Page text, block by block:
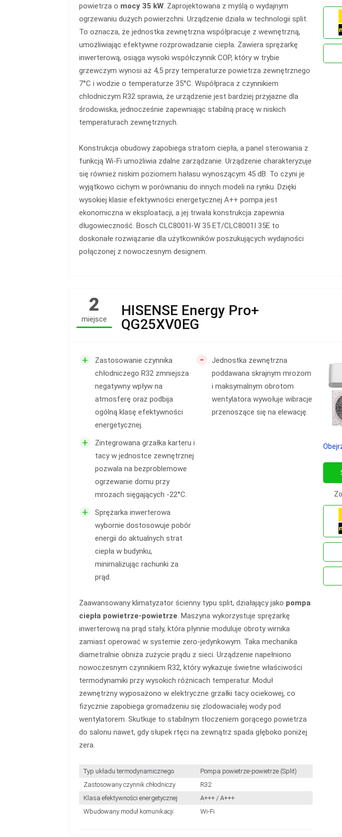
powietrza o mocy 35 kW. Zaprojektowana z myślą o wydajnym
ogrzewaniu dużych powierzchni. Urządzenie działa w technologii split.
To oznacza, że jednostka zewnętrzna współpracuje z wewnętrzną,
umożliwiając efektywne rozprowadzanie ciepła. Zawiera sprężarkę
inwerterową, osiąga wysoki współczynnik COP, który w trybie
grzewczym wynosi aż 4,5 przy temperaturze powietrza zewnętrznego
7°C i wodzie o temperaturze 35°C. Współpraca z czynnikiem
chłodniczym R32 sprawia, że urządzenie jest bardziej przyjazne dla
środowiska, jednocześnie zapewniając stabilną pracę w niskich
temperaturach zewnętrznych.
Konstrukcja obudowy zapobiega stratom ciepła, a panel sterowania z
funkcją Wi-Fi umożliwia zdalne zarządzanie. Urządzenie charakteryzuje
się również niskim poziomem hałasu wynoszącym 45 dB. To czyni je
wyjątkowo cichym w porównaniu do innych modeli na rynku. Dzięki
wysokiej klasie efektywności energetycznej A++ pompa jest
ekonomiczna w eksploatacji, a jej trwała konstrukcja zapewnia
długowieczność. Bosch CLC8001I-W 35 ET/CLC8001I 35E to
doskonałe rozwiązanie dla użytkowników poszukujących wydajności
połączonej z nowoczesnym designem.
2
miejsce
HISENSE Energy Pro+
QG25XV0EG
+
Zastosowanie czynnika
chłodniczego R32 zmniejsza
negatywny wpływ na
atmosferę oraz podbija
ogólną klasę efektywności
energetycznej.
+
Zintegrowana grzałka karteru i
tacy w jednostce zewnętrznej
pozwala na bezproblemowe
ogrzewanie domu przy
mrozach sięgających -22°C.
+
Sprężarka inwerterowa
wybornie dostosowuje pobór
energii do aktualnych strat
ciepła w budynku,
minimalizując rachunki za
prąd.
-
Jednostka zewnętrzna
poddawana skrajnym mrozom
i maksymalnym obrotom
wentylatora wywołuje wibracje
przenoszące się na elewację.
Zaawansowany klimatyzator ścienny typu split, działający jako pompa
ciepła powietrze-powietrze. Maszyna wykorzystuje sprężarkę
inwerterową na prąd stały, która płynnie moduluje obroty wirnika
zamiast operować w systemie zero-jedynkowym. Taka mechanika
diametralnie obniża zużycie prądu z sieci. Urządzenie napełniono
nowoczesnym czynnikiem R32, który wykazuje świetne właściwości
termodynamiki przy wysokich różnicach temperatur. Moduł
zewnętrzny wyposażono w elektryczne grzałki tacy ociekowej, co
fizycznie zapobiega gromadzeniu się zlodowaciałej wody pod
wentylatorem. Skutkuje to stabilnym tłoczeniem gorącego powietrza
do salonu nawet, gdy słupek rtęci na zewnątrz spada głęboko poniżej
zera.
Typ układu termodynamicznego
Pompa powietrze-powietrze (Split)
Zastosowany czynnik chłodniczy
R32
Klasa efektywności energetycznej
A+++ / A+++
Wbudowany moduł komunikacji
Wi-Fi